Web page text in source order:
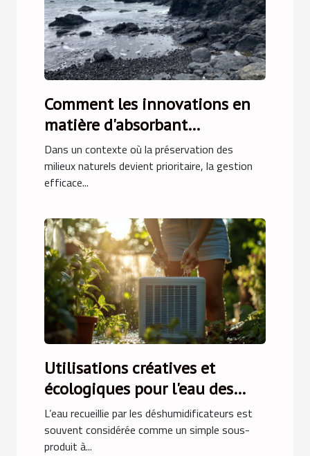
Comment les innovations en
matière d'absorbant
hydrocarbures améliorent-
elles la gestion
environnementale ?
Dans un contexte où la préservation des
milieux naturels devient prioritaire, la gestion
efficace...
Utilisations créatives et
écologiques pour l'eau des
déshumidificateurs
L’eau recueillie par les déshumidificateurs est
souvent considérée comme un simple sous-
produit à...